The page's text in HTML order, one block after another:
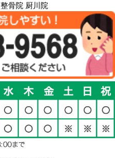
骨院 厨川院